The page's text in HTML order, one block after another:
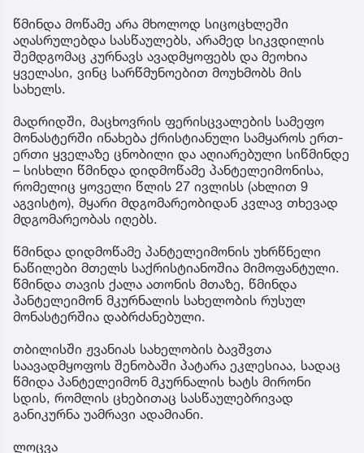
წმინდა მოწამე არა მხოლოდ სიცოცხლეში
აღასრულებდა სასწაულებს, არამედ სიკვდილის
შემდგომაც კურნავს ავადმყოფებს და მეოხია
ყველასი, ვინც სარწმუნოებით მოუხმობს მის
სახელს.
მადრიდში, მაცხოვრის ფერისცვალების სამეფო
მონასტერში ინახება ქრისტიანული სამყაროს ერთ-
ერთი ყველაზე ცნობილი და აღიარებული სიწმინდე
– სისხლი წმინდა დიდმოწამე პანტელეიმონისა,
რომელიც ყოველი წლის 27 ივლისს (ახლით 9
აგვისტო), მყარი მდგომარეობიდან კვლავ თხევად
მდგომარეობას იღებს.
წმინდა დიდმოწამე პანტელეიმონის უხრწნელი
ნაწილები მთელს საქრისტიანოშია მიმოფანტული.
წმინდა თავის ქალა ათონის მთაზე, წმინდა
პანტელეიმონ მკურნალის სახელობის რუსულ
მონასტერშია დაბრძანებული.
თბილისში ჟვანიას სახელობის ბავშვთა
საავადმყოფოს შენობაში პატარა ეკლესიაა, სადაც
წმიდა პანტელეიმონ მკურნალის ხატს მირონი
სდის, რომლის ცხებითაც სასწაულებრივად
განიკურნა უამრავი ადამიანი.
ლოცვა